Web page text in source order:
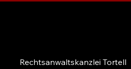
Rechtsanwaltskanzlei Tortell